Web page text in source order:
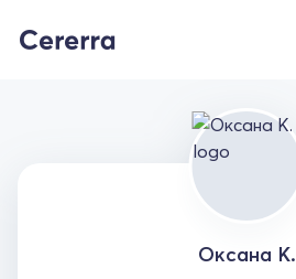
Оксана К.